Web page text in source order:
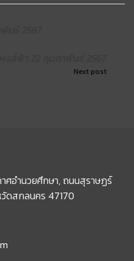
Next post
าศอำนวยศึกษา, ถนนสุราษฏร์
ดสกลนคร 47170